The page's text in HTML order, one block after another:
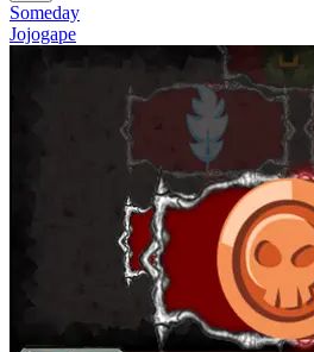
Someday
Jojogape